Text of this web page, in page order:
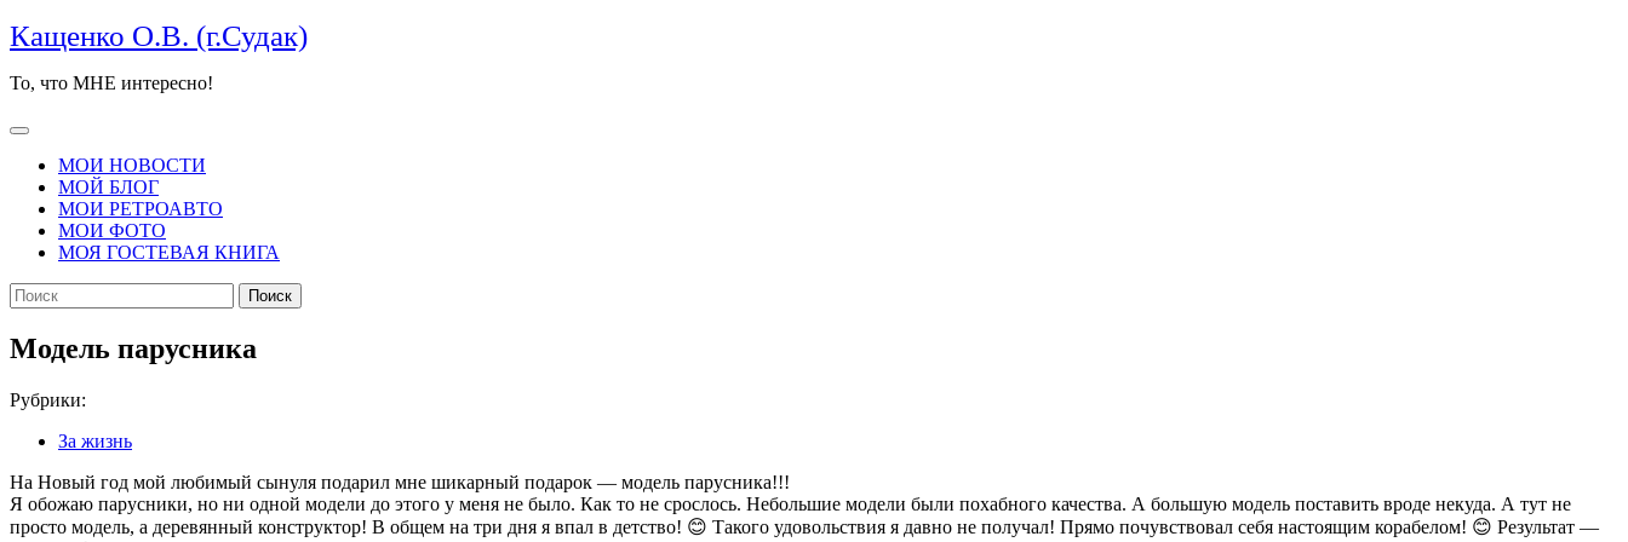
Перейти
к
содержимому
Кащенко О.В. (г.Судак)
То, что МНЕ интересно!
Кнопка
ОткрытьМОИ НОВОСТИ
МОЙ БЛОГ
МОИ РЕТРОАВТО
МОИ ФОТО
МОЯ ГОСТЕВАЯ КНИГА
КНОПКА
ЗАКРЫТЬ
Найти:
Модель парусника
Рубрики:
За жизнь
На Новый год мой любимый сынуля подарил мне шикарный подарок — модель парусника!!!
Я обожаю парусники, но ни одной модели до этого у меня не было. Как то не срослось. Небольшие модели были похабного качества. А большую модель поставить вроде некуда. А тут не
просто модель, а деревянный конструктор! В общем на три дня я впал в детство! 😊 Такого удовольствия я давно не получал! Прямо почувствовал себя настоящим корабелом! 😊 Результат —